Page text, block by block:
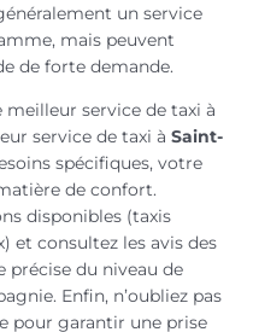
un service
mais peuvent
de forte demande.
meilleur service de taxi à
service de taxi à Saint-
spécifiques, votre
de confort.
disponibles (taxis
et consultez les avis des
précise du niveau de
Enfin, n’oubliez pas
pour garantir une prise